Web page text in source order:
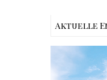
Aktuelle